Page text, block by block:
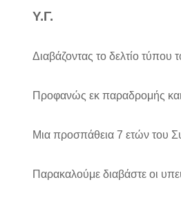
Υ.Γ.
Διαβάζοντας το δελτίο τύπου
Προφανώς εκ παραδρομής και
Μια προσπάθεια 7 ετών του
Παρακαλούμε διαβάστε οι